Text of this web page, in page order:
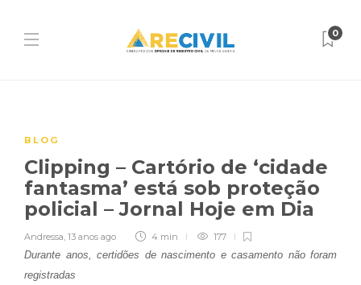
0
BLOG
Clipping – Cartório de ‘cidade
fantasma’ está sob proteção
policial – Jornal Hoje em Dia
Andressa, 13 anos ago 4 min 177
Durante anos, certidões de nascimento e casamento não foram
registradas